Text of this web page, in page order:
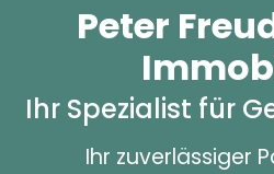
Peter
Ihr Spezialist für
Ihr zuverlässiger